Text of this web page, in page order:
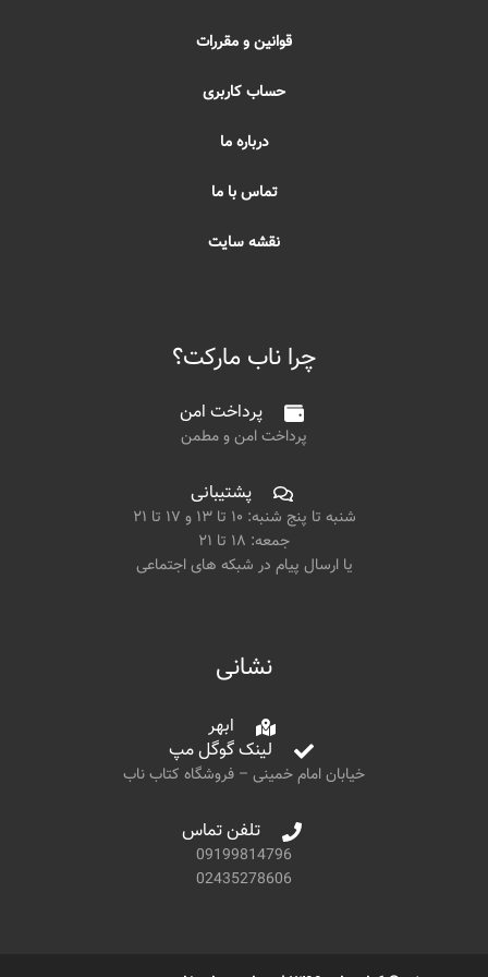
قوانین و مقررات
حساب کاربری
درباره ما
تماس با ما
نقشه سایت
چرا ناب مارکت؟
پرداخت امن
پرداخت امن و مطمن
پشتیبانی
شنبه تا پنج شنبه: ۱۰ تا ۱۳ و ۱۷ تا ۲۱
جمعه: ۱۸ تا ۲۱
یا ارسال پیام در شبکه های اجتماعی
نشانی
ابهر
لینک گوگل مپ
خیابان امام خمینی – فروشگاه کتاب ناب
تلفن تماس
09199814796
02435278606